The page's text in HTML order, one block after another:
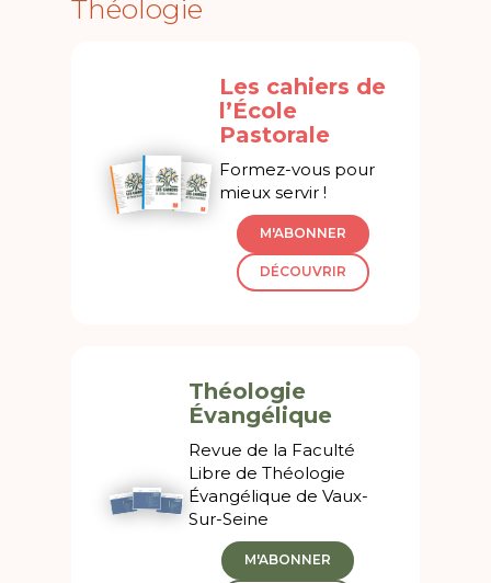
Théologie
Les cahiers de
l’École
Pastorale
Formez-vous pour
mieux servir !
M'ABONNER
DÉCOUVRIR
Théologie
Évangélique
Revue de la Faculté
Libre de Théologie
Évangélique de Vaux-
Sur-Seine
M'ABONNER